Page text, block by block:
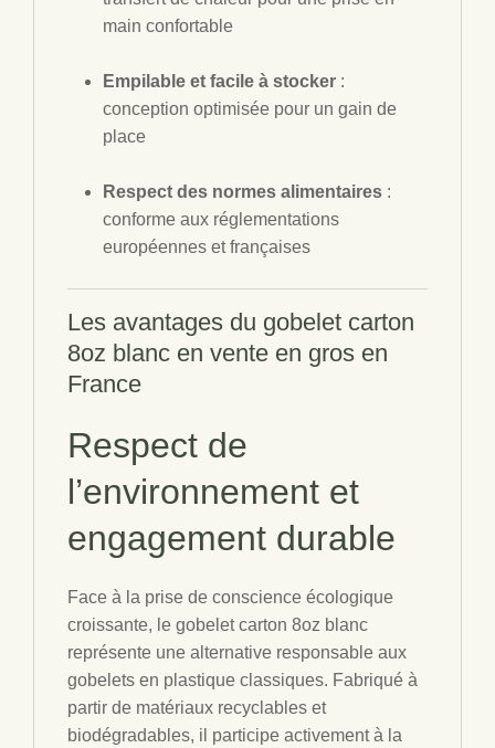
main confortable
Empilable et facile à stocker :
conception optimisée pour un gain de
place
Respect des normes alimentaires :
conforme aux réglementations
européennes et françaises
Les avantages du gobelet carton
8oz blanc en vente en gros en
France
Respect de
l’environnement et
engagement durable
Face à la prise de conscience écologique
croissante, le gobelet carton 8oz blanc
représente une alternative responsable aux
gobelets en plastique classiques. Fabriqué à
partir de matériaux recyclables et
biodégradables, il participe activement à la